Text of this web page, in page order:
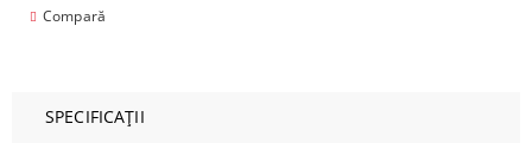
Compară
SPECIFICAȚII